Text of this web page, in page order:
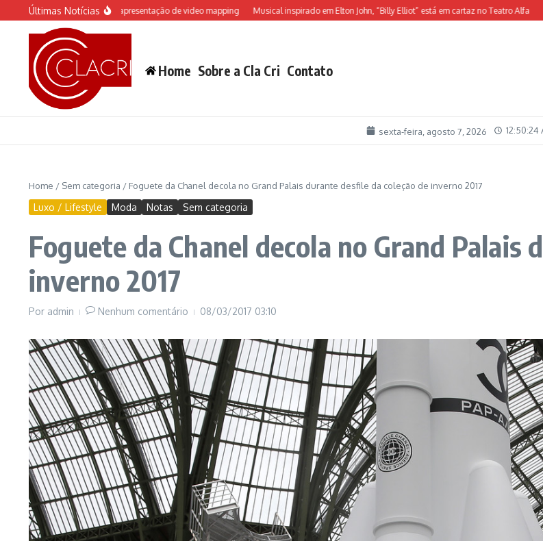
Ir para o conteúdo
Últimas Notícias
“Rá-Tim-Bum ganha apresentação de video mapping Musical inspirado em Elton John, “Billy Elliot” está em cartaz no Teatro Alfa O
Home Sobre a Cla Cri Contato
sexta-feira, agosto 7, 2026 12:50:25
Home / Sem categoria / Foguete da Chanel decola no Grand Palais durante desfile da coleção de inverno 2017
Luxo / Lifestyle Moda Notas Sem categoria
Foguete da Chanel decola no Grand Palais
inverno 2017
Por admin Nenhum comentário 08/03/2017 03:10